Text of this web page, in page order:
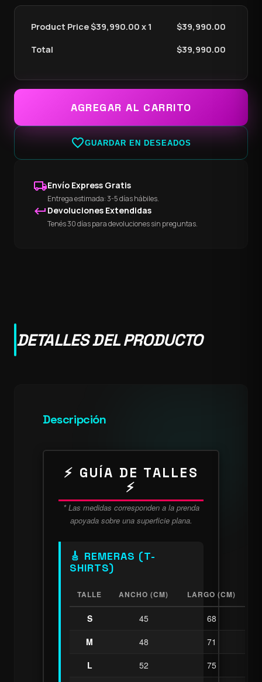
Product Price $39,990.00 x 1 $39,990.00
Total $39,990.00
AGREGAR AL CARRITO
favorite_borderGUARDAR EN DESEADOS
local_shippingEnvío Express Gratis
Entrega estimada: 3-5 días hábiles.
keyboard_return Devoluciones Extendidas
Tenés 30 días para devoluciones sin preguntas.
DETALLES DEL PRODUCTO
Descripción
⚡ GUÍA DE TALLES
⚡
* Las medidas corresponden a la prenda
apoyada sobre una superficie plana.
🎸 REMERAS (T-
SHIRTS)
TALLE ANCHO (CM) LARGO (CM)
S 45
68
M
48
71
L
52
75